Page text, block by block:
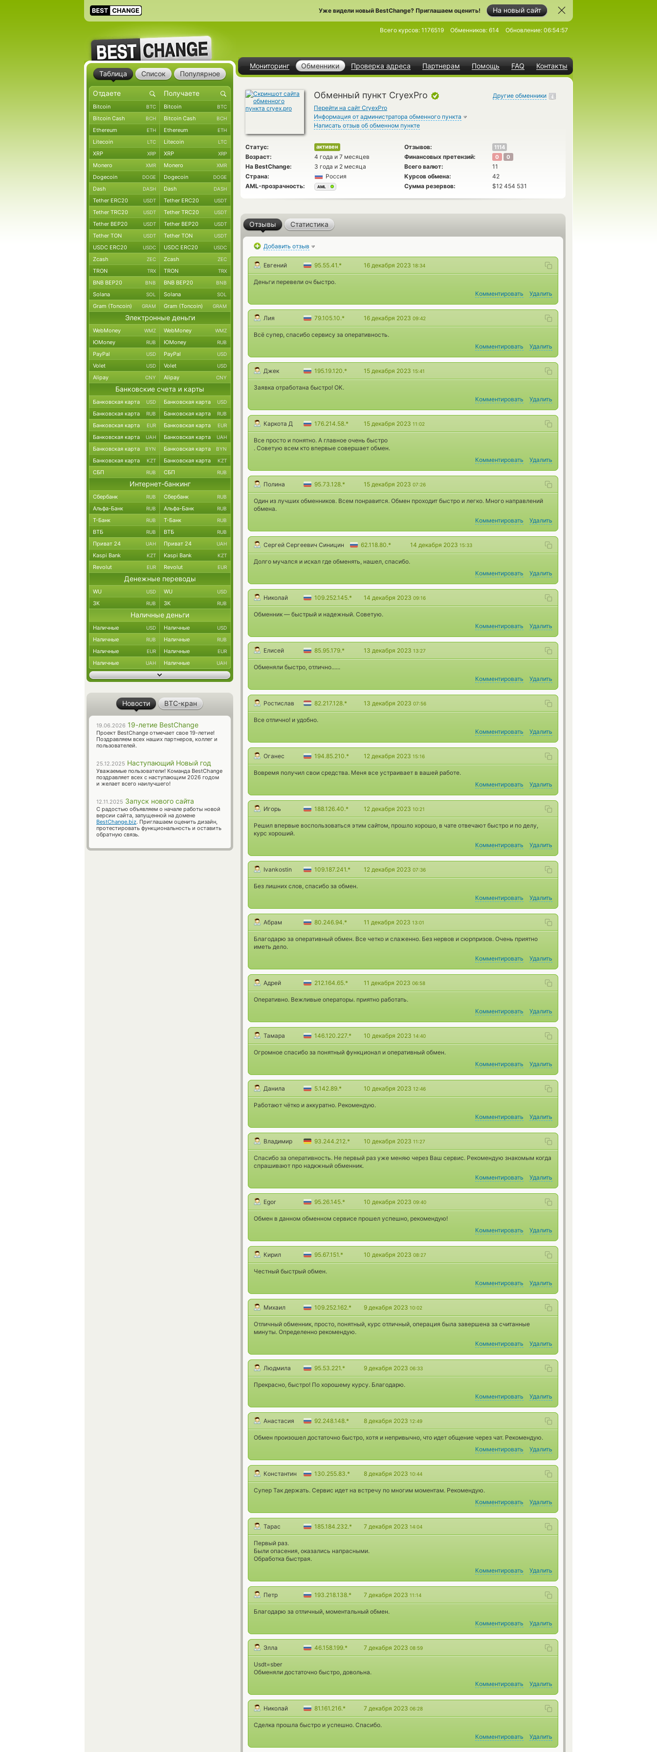
На новый сайт
Уже видели новый BestChange? Приглашаем оценить!
Мониторинг Обменники Проверка адреса Партнерам Помощь FAQ Контакты
Всего курсов: 1176519 Обменников: 614 Обновление: 06:54:57
Обменный пункт CryexPro
Перейти на сайт CryexPro
Информация от администратора обменного пункта
Написать отзыв об обменном пункте
Другие обменники
Статус: активен Отзывов: 1114
Возраст: 4 года и 7 месяцев Финансовых претензий: 0 0
На BestChange: 3 года и 2 месяца Всего валют:
11
Страна:
Россия Курсов обмена:
42
AML-прозрачность:
AML Сумма резервов: $12 454 531
Отзывы Статистика
Добавить отзыв
Евгений 95.55.41.* 16 декабря 2023 18:34
Деньги перевели оч быстро.
Комментировать
Удалить
Лия 79.105.10.* 16 декабря 2023 09:42
Всё супер, спасибо сервису за оперативность.
Комментировать
Удалить
Джек 195.19.120.* 15 декабря 2023 15:41
Заявка отработана быстро! ОК.
Комментировать
Удалить
Каркота Д 176.214.58.* 15 декабря 2023 11:02
Все просто и понятно. А главное очень быстро
. Советую всем кто впервые совершает обмен.
Комментировать
Удалить
Полина 95.73.128.* 15 декабря 2023 07:26
Один из лучших обменников. Всем понравится. Обмен проходит быстро и легко. Много направлений
обмена.
Комментировать
Удалить
Сергей Сергеевич Синицин 62.118.80.* 14 декабря 2023 15:33
Долго мучался и искал где обменять, нашел, спасибо.
Комментировать
Удалить
Николай 109.252.145.* 14 декабря 2023 09:16
Обменник — быстрый и надежный. Советую.
Комментировать
Удалить
Елисей 85.95.179.* 13 декабря 2023 13:27
Обменяли быстро, отлично......
Комментировать
Удалить
Ростислав 82.217.128.* 13 декабря 2023 07:56
Все отлично! и удобно.
Комментировать
Удалить
Оганес 194.85.210.* 12 декабря 2023 15:16
Вовремя получил свои средства. Меня все устраивает в вашей работе.
Комментировать
Удалить
Игорь 188.126.40.* 12 декабря 2023 10:21
Решил впервые воспользоваться этим сайтом, прошло хорошо, в чате отвечают быстро и по делу,
курс хороший.
Комментировать
Удалить
Ivankostin 109.187.241.* 12 декабря 2023 07:36
Без лишних слов, спасибо за обмен.
Комментировать
Удалить
Абрам 80.246.94.* 11 декабря 2023 13:01
Благодарю за оперативный обмен. Все четко и слаженно. Без нервов и сюрпризов. Очень приятно
иметь дело.
Комментировать
Удалить
Адрей 212.164.65.* 11 декабря 2023 06:58
Оперативно. Вежливые операторы. приятно работать.
Комментировать
Удалить
Тамара 146.120.227.* 10 декабря 2023 14:40
Огромное спасибо за понятный функционал и оперативный обмен.
Комментировать
Удалить
Данила 5.142.89.* 10 декабря 2023 12:46
Работают чётко и аккуратно. Рекомендую.
Комментировать
Удалить
Владимир 93.244.212.* 10 декабря 2023 11:27
Спасибо за оперативность. Не первый раз уже меняю через Ваш сервис. Рекомендую знакомым когда
спрашивают про надкжный обменник.
Комментировать
Удалить
Egor 95.26.145.* 10 декабря 2023 09:40
Обмен в данном обменном сервисе прошел успешно, рекомендую!
Комментировать
Удалить
Кирил 95.67.151.* 10 декабря 2023 08:27
Честный быстрый обмен.
Комментировать
Удалить
Михаил 109.252.162.* 9 декабря 2023 10:02
Отличный обменник, просто, понятный, курс отличный, операция была завершена за считанные
минуты. Определенно рекомендую.
Комментировать
Удалить
Людмила 95.53.221.* 9 декабря 2023 06:33
Прекрасно, быстро! По хорошему курсу. Благодарю.
Комментировать
Удалить
Анастасия 92.248.148.* 8 декабря 2023 12:49
Обмен произошел достаточно быстро, хотя и непривычно, что идет общение через чат. Рекомендую.
Комментировать
Удалить
Константин 130.255.83.* 8 декабря 2023 10:44
Супер Так держать. Сервис идет на встречу по многим моментам. Рекомендую.
Комментировать
Удалить
Тарас 185.184.232.* 7 декабря 2023 14:04
Первый раз.
Были опасения, оказались напрасными.
Обработка быстрая.
Комментировать
Удалить
Петр 193.218.138.* 7 декабря 2023 11:14
Благодарю за отличный, моментальный обмен.
Комментировать
Удалить
Элла 46.158.199.* 7 декабря 2023 08:59
Usdt=sber
Обменяли достаточно быстро, довольна.
Комментировать
Удалить
Николай 81.161.216.* 7 декабря 2023 06:28
Сделка прошла быстро и успешно. Спасибо.
Комментировать
Удалить
Таблица Список Популярное
Bitcoin BTC Bitcoin BTC
Bitcoin Cash BCH Bitcoin Cash BCH
Ethereum ETH Ethereum ETH
Litecoin LTC Litecoin LTC
XRP XRP XRP XRP
Monero XMR Monero XMR
Dogecoin DOGE Dogecoin DOGE
Dash DASH Dash DASH
Tether ERC20 USDT Tether ERC20 USDT
Tether TRC20 USDT Tether TRC20 USDT
Tether BEP20 USDT Tether BEP20 USDT
Tether TON USDT Tether TON USDT
USDC ERC20 USDC USDC ERC20 USDC
Zcash ZEC Zcash ZEC
TRON TRX TRON TRX
BNB BEP20 BNB BNB BEP20 BNB
Solana SOL Solana SOL
Gram (Toncoin) GRAM Gram (Toncoin) GRAM
Электронные деньги
WebMoney WMZ WebMoney WMZ
ЮMoney RUB ЮMoney RUB
PayPal USD PayPal USD
Volet USD Volet USD
Alipay CNY Alipay CNY
Банковские счета и карты
Банковская карта USD Банковская карта USD
Банковская карта RUB Банковская карта RUB
Банковская карта EUR Банковская карта EUR
Банковская карта UAH Банковская карта UAH
Банковская карта BYN Банковская карта BYN
Банковская карта KZT Банковская карта KZT
СБП RUB СБП RUB
Интернет-банкинг
Сбербанк RUB Сбербанк RUB
Альфа-Банк RUB Альфа-Банк RUB
Т-Банк RUB Т-Банк RUB
ВТБ RUB ВТБ RUB
Приват 24 UAH Приват 24 UAH
Kaspi Bank KZT Kaspi Bank KZT
Revolut EUR Revolut EUR
Денежные переводы
WU USD WU USD
ЗК RUB ЗК RUB
Наличные деньги
Наличные USD Наличные USD
Наличные RUB Наличные RUB
Наличные EUR Наличные EUR
Наличные UAH Наличные UAH
Новости BTC-кран
19.06.2026 19-летие BestChange
Проект BestChange отмечает свое 19-летие!
Поздравляем всех наших партнеров, коллег и
пользователей.
25.12.2025 Наступающий Новый год
Уважаемые пользователи! Команда BestChange
поздравляет всех с наступающим 2026 годом
и желает всего наилучшего!
12.11.2025 Запуск нового сайта
С радостью объявляем о начале работы новой
версии сайта, запущенной на домене
BestChange.biz. Приглашаем оценить дизайн,
протестировать функциональность и оставить
обратную связь.